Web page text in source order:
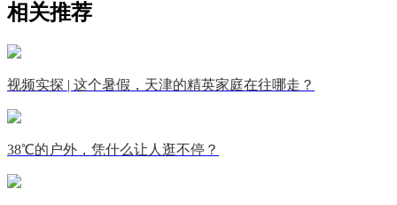
相关推荐
视频实探 | 这个暑假，天津的精英家庭在往哪走？
38℃的户外，凭什么让人逛不停？